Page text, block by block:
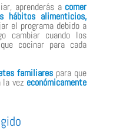
aprenderás a comer
hábitos alimenticios,
el programa debido a
cambiar cuando los
cocinar para cada
familiarespara que
vez económicamente